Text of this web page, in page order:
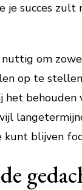
je succes zult
nuttig om
op te
het behouden
kunt blijven